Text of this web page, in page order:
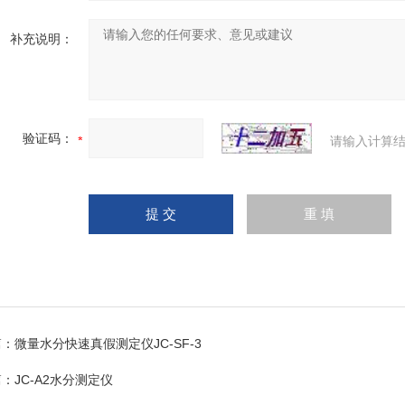
补充说明：
验证码： 请输入计算
微量水分快速真假测定仪JC-SF-3
JC-A2水分测定仪